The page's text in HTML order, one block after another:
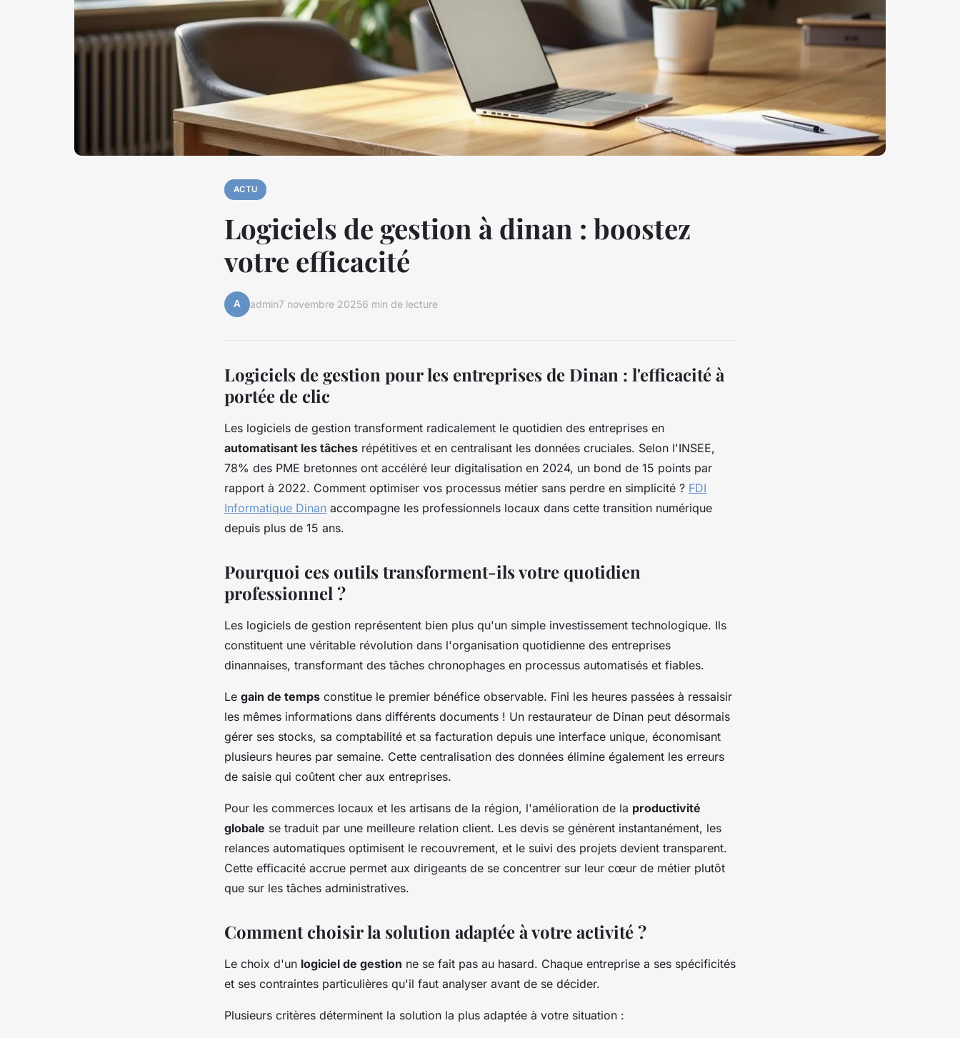
ACTU
Logiciels de gestion à dinan : boostez
votre efficacité
A admin7 novembre 20256 min de lecture
Logiciels de gestion pour les entreprises de Dinan : l'efficacité à
portée de clic
Les logiciels de gestion transforment radicalement le quotidien des entreprises en
automatisant les tâches répétitives et en centralisant les données cruciales. Selon l'INSEE,
78% des PME bretonnes ont accéléré leur digitalisation en 2024, un bond de 15 points par
rapport à 2022. Comment optimiser vos processus métier sans perdre en simplicité ? FDI
Informatique Dinan accompagne les professionnels locaux dans cette transition numérique
depuis plus de 15 ans.
Pourquoi ces outils transforment-ils votre quotidien
professionnel ?
Les logiciels de gestion représentent bien plus qu'un simple investissement technologique. Ils
constituent une véritable révolution dans l'organisation quotidienne des entreprises
dinannaises, transformant des tâches chronophages en processus automatisés et fiables.
Le gain de temps constitue le premier bénéfice observable. Fini les heures passées à ressaisir
les mêmes informations dans différents documents ! Un restaurateur de Dinan peut désormais
gérer ses stocks, sa comptabilité et sa facturation depuis une interface unique, économisant
plusieurs heures par semaine. Cette centralisation des données élimine également les erreurs
de saisie qui coûtent cher aux entreprises.
Pour les commerces locaux et les artisans de la région, l'amélioration de la productivité
globale se traduit par une meilleure relation client. Les devis se génèrent instantanément, les
relances automatiques optimisent le recouvrement, et le suivi des projets devient transparent.
Cette efficacité accrue permet aux dirigeants de se concentrer sur leur cœur de métier plutôt
que sur les tâches administratives.
Comment choisir la solution adaptée à votre activité ?
Le choix d'un logiciel de gestion ne se fait pas au hasard. Chaque entreprise a ses spécificités
et ses contraintes particulières qu'il faut analyser avant de se décider.
Plusieurs critères déterminent la solution la plus adaptée à votre situation :